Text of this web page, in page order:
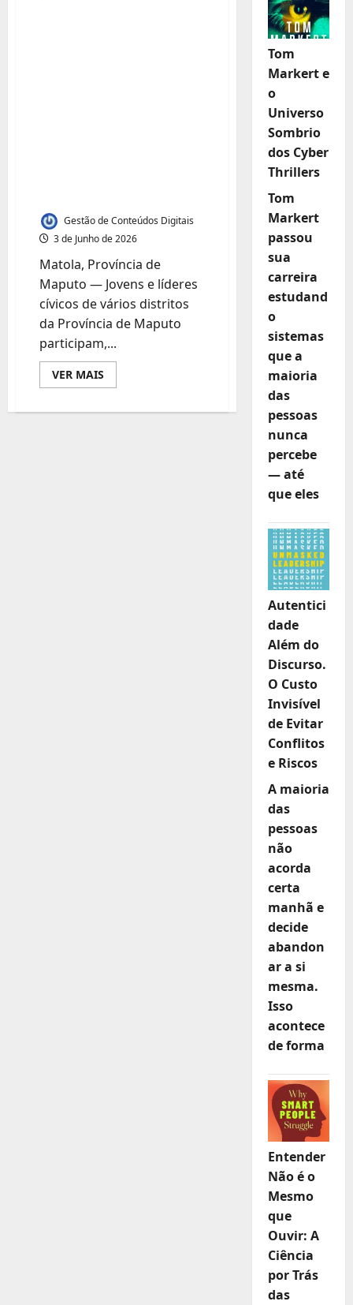
Gestão de Conteúdos Digitais
3 de Junho de 2026
Matola, Província de
Maputo — Jovens e líderes
cívicos de vários distritos
da Província de Maputo
participam,...
VER MAIS
mais
e
Tom
Markert e
o
Universo
Sombrio
dos Cyber
Thrillers
Tom
Markert
passou
sua
carreira
estudand
o
sistemas
que a
maioria
das
pessoas
nunca
percebe
— até
que eles
Autentici
dade
Além do
Discurso.
O Custo
Invisível
de Evitar
Conflitos
e Riscos
A maioria
das
pessoas
não
acorda
certa
manhã e
decide
abandon
ar a si
mesma.
Isso
acontece
de forma
Entender
Não é o
Mesmo
que
Ouvir: A
Ciência
por Trás
das